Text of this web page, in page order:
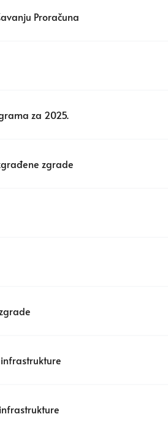
Proračuna
za 2025.
zgrade